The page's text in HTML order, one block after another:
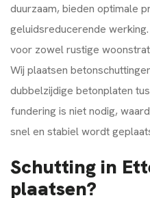
duurzaam, bieden optimale
geluidsreducerende
voor zowel rustige
Wij plaatsen
dubbelzijdige betonplaten
fundering is niet nodig,
snel en stabiel wordt
Schutting in
plaatsen?